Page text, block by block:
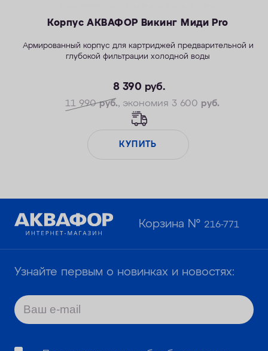
Корпус АКВАФОР Викинг Миди Pro
Армированный корпус для картриджей предварительной и
глубокой фильтрации холодной воды
8 390 руб.
11 990руб., экономия 3 600 руб.
КУПИТЬ
Корзина № 216-771
Узнайте первым о новинках и новостях: